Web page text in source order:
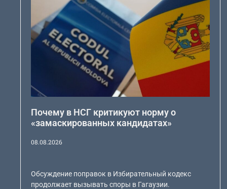
Почему в НСГ критикуют норму о
«замаскированных кандидатах»
08.08.2026
Обсуждение поправок в Избирательный кодекс
продолжает вызывать споры в Гагаузии.